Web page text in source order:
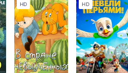
HD HD